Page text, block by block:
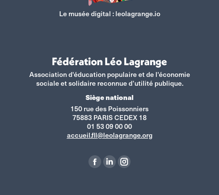
Le musée digital :leolagrange.io
Fédération Léo Lagrange
Association d'éducation populaire et de l'économie
sociale et solidaire reconnue d’utilité publique.
Siège national
150 rue des Poissonniers
75883 PARIS CEDEX 18
01 53 09 00 00
accueil.fll@leolagrange.org
La
La
La